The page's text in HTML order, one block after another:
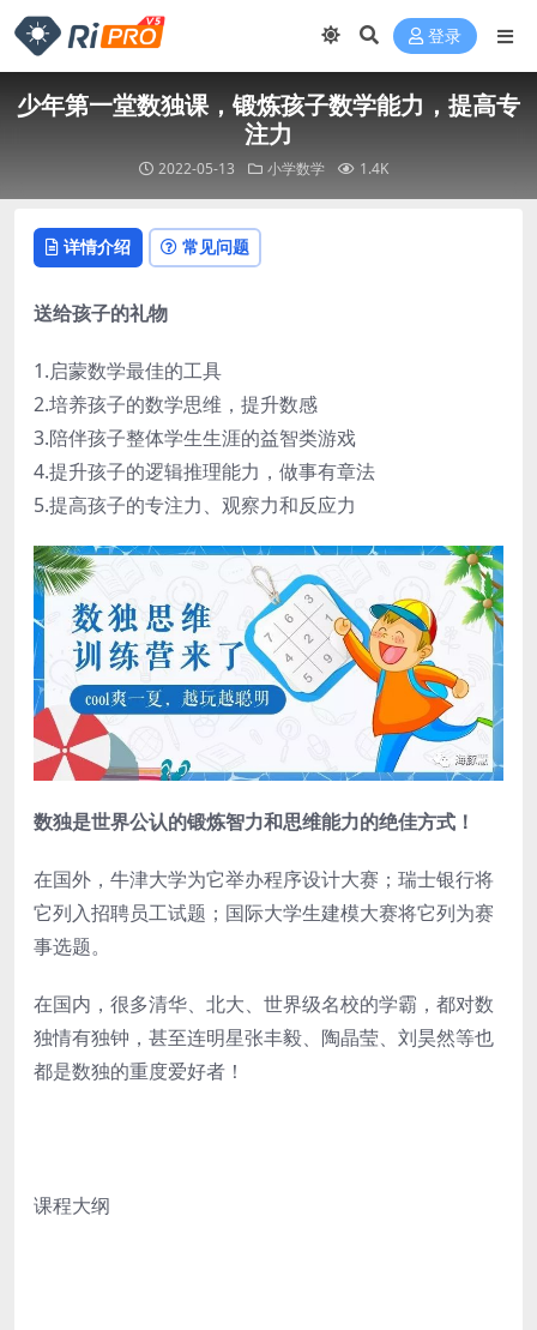
登录
少年第一堂数独课，锻炼孩子数学能力，提高专
注力
2022-05-13 小学数学 1.4K
详情介绍 常见问题
送给孩子的礼物
1.启蒙数学最佳的工具
2.培养孩子的数学思维，提升数感
3.陪伴孩子整体学生生涯的益智类游戏
4.提升孩子的逻辑推理能力，做事有章法
5.提高孩子的专注力、观察力和反应力
数独是世界公认的锻炼智力和思维能力的绝佳方式！
在国外，牛津大学为它举办程序设计大赛；瑞士银行将
它列入招聘员工试题；国际大学生建模大赛将它列为赛
事选题。
在国内，很多清华、北大、世界级名校的学霸，都对数
独情有独钟，甚至连明星张丰毅、陶晶莹、刘昊然等也
都是数独的重度爱好者！
课程大纲